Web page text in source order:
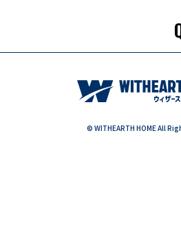
© WITHEARTH HOME All